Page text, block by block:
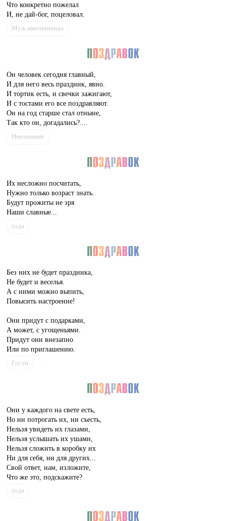
Что конкретно пожелал
И, не дай-бог, поцеловал.
Муж именинницы
Он человек сегодня главный,
И для него весь праздник, явно.
И тортик есть, и свечки зажигают,
И с тостами его все поздравляют.
Он на год старше стал отныне,
Так кто он, догадались?....
Именинник
Их несложно посчитать,
Нужно только возраст знать.
Будут прожиты не зря
Наши славные...
года
Без них не будет праздника,
Не будет и веселья.
А с ними можно выпить,
Повысить настроение!
Они придут с подарками,
А может, с угощеньями.
Придут они внезапно
Или по приглашению.
Гости
Они у каждого на свете есть,
Но ни потрогать их, ни съесть,
Нельзя увидеть их глазами,
Нельзя услышать их ушами,
Нельзя сложить в коробку их
Ни для себя, ни для других...
Свой ответ, нам, изложите,
Что же это, подскажите?
года